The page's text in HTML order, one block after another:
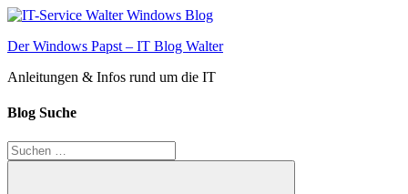
Zum
springen
Der Windows Papst – IT Blog Walter
Anleitungen & Infos rund um die IT
Blog Suche
Suchen
nach: